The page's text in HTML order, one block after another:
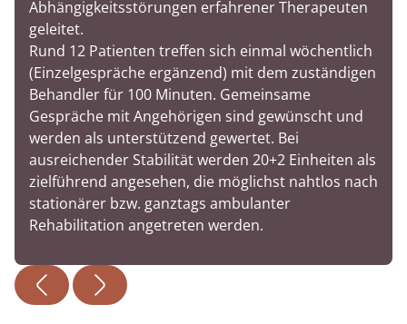
Abhängigkeitsstörungen erfahrener Therapeuten
geleitet.
Rund 12 Patienten treffen sich einmal wöchentlich
(Einzelgespräche ergänzend) mit dem zuständigen
Behandler für 100 Minuten. Gemeinsame
Gespräche mit Angehörigen sind gewünscht und
werden als unterstützend gewertet. Bei
ausreichender Stabilität werden 20+2 Einheiten als
zielführend angesehen, die möglichst nahtlos nach
stationärer bzw. ganztags ambulanter
Rehabilitation angetreten werden.